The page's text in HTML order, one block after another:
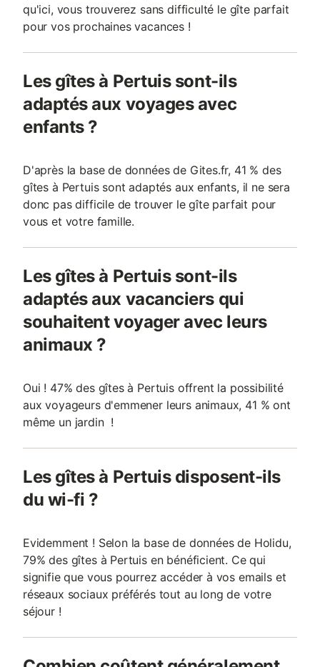
qu'ici, vous trouverez sans difficulté le gîte parfait
pour vos prochaines vacances !
Les gîtes à Pertuis sont-ils
adaptés aux voyages avec
enfants ?
D'après la base de données de Gites.fr, 41 % des
gîtes à Pertuis sont adaptés aux enfants, il ne sera
donc pas difficile de trouver le gîte parfait pour
vous et votre famille.
Les gîtes à Pertuis sont-ils
adaptés aux vacanciers qui
souhaitent voyager avec leurs
animaux ?
Oui ! 47% des gîtes à Pertuis offrent la possibilité
aux voyageurs d'emmener leurs animaux, 41 % ont
même un jardin !
Les gîtes à Pertuis disposent-ils
du wi-fi ?
Evidemment ! Selon la base de données de Holidu,
79% des gîtes à Pertuis en bénéficient. Ce qui
signifie que vous pourrez accéder à vos emails et
réseaux sociaux préférés tout au long de votre
séjour !